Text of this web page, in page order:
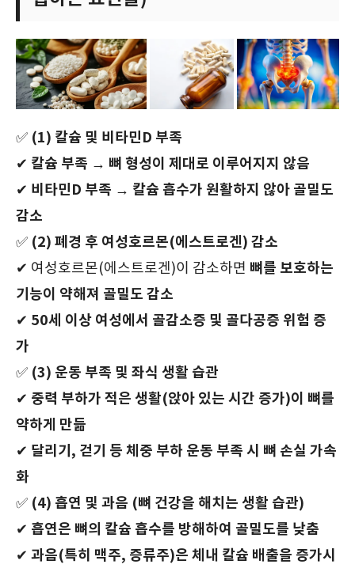
✅ (1) 칼슘 및 비타민D 부족
✔ 칼슘 부족 → 뼈 형성이 제대로 이루어지지 않음
✔ 비타민D 부족 → 칼슘 흡수가 원활하지 않아 골밀도
감소
✅ (2) 폐경 후 여성호르몬(에스트로겐) 감소
✔ 여성호르몬(에스트로겐)이 감소하면 뼈를 보호하는
기능이 약해져 골밀도 감소
✔ 50세 이상 여성에서 골감소증 및 골다공증 위험 증
가
✅ (3) 운동 부족 및 좌식 생활 습관
✔ 중력 부하가 적은 생활(앉아 있는 시간 증가)이 뼈를
약하게 만듦
✔ 달리기, 걷기 등 체중 부하 운동 부족 시 뼈 손실 가속
화
✅ (4) 흡연 및 과음 (뼈 건강을 해치는 생활 습관)
✔ 흡연은 뼈의 칼슘 흡수를 방해하여 골밀도를 낮춤
✔ 과음(특히 맥주, 증류주)은 체내 칼슘 배출을 증가시